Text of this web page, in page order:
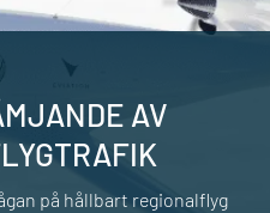
AV
på hållbart regionalflyg